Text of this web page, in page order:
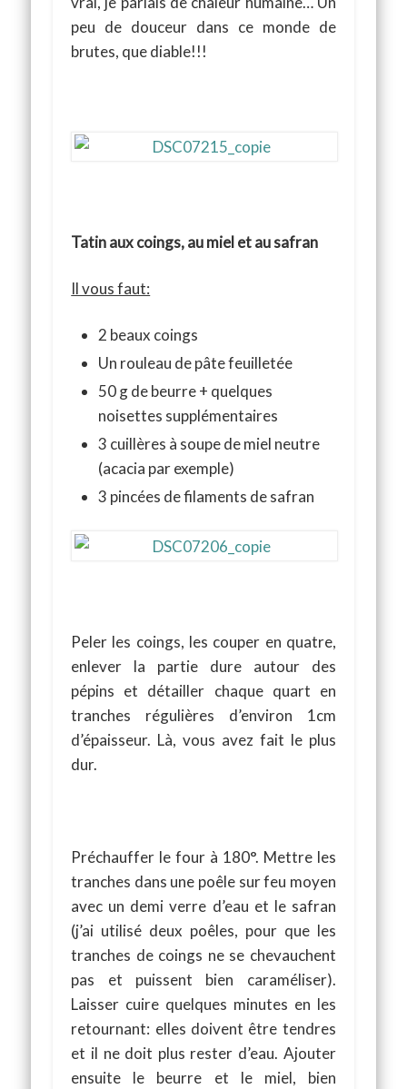
peu de douceur dans ce monde de
brutes, que diable!!!
Tatin aux coings, au miel et au safran
Il vous faut:
2 beaux coings
Un rouleau de pâte feuilletée
50 g de beurre + quelques
noisettes supplémentaires
3 cuillères à soupe de miel neutre
(acacia par exemple)
3 pincées de filaments de safran
Peler les coings, les couper en quatre,
enlever la partie dure autour des
pépins et détailler chaque quart en
tranches régulières d’environ 1cm
d’épaisseur. Là, vous avez fait le plus
dur.
Préchauffer le four à 180°. Mettre les
tranches dans une poêle sur feu moyen
avec un demi verre d’eau et le safran
(j’ai utilisé deux poêles, pour que les
tranches de coings ne se chevauchent
pas et puissent bien caraméliser).
Laisser cuire quelques minutes en les
retournant: elles doivent être tendres
et il ne doit plus rester d’eau. Ajouter
ensuite le beurre et le miel, bien